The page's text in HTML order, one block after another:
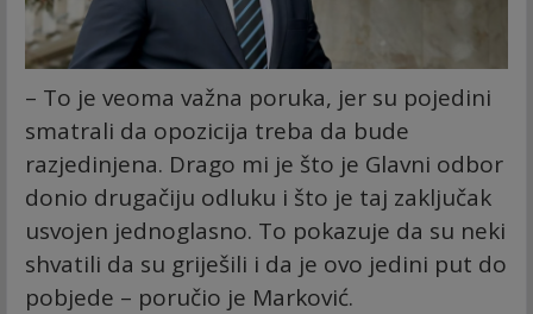
– To je veoma važna poruka, jer su pojedini
smatrali da opozicija treba da bude
razjedinjena. Drago mi je što je Glavni odbor
donio drugačiju odluku i što je taj zaključak
usvojen jednoglasno. To pokazuje da su neki
shvatili da su griješili i da je ovo jedini put do
pobjede – poručio je Marković.